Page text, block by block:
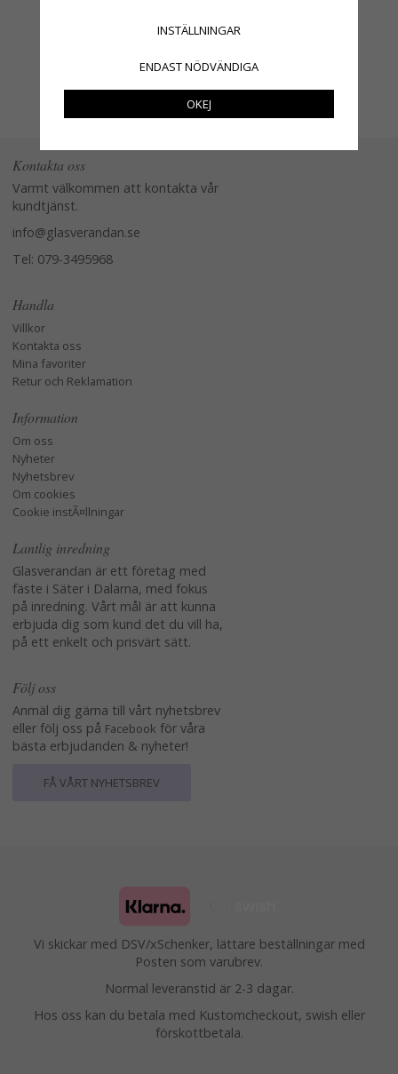
Kontakta oss
Varmt välkommen att kontakta vår
kundtjänst.
info@glasverandan.se
Tel: 079-3495968
Handla
Villkor
Kontakta oss
Mina favoriter
Retur och Reklamation
Information
Om oss
Nyheter
Nyhetsbrev
Om cookies
Cookie instÃ¤llningar
Lantlig inredning
Glasverandan är ett företag med
fäste i Säter i Dalarna, med fokus
på inredning. Vårt mål är att kunna
erbjuda dig som kund det du vill ha,
på ett enkelt och prisvärt sätt.
Följ oss
Anmäl dig gärna till vårt nyhetsbrev
eller följ oss på Facebook för våra
bästa erbjudanden & nyheter!
FÅ VÅRT NYHETSBREV
Vi skickar med DSV/xSchenker, lättare beställningar med
Posten som varubrev.
Normal leveranstid är 2-3 dagar.
Hos oss kan du betala med Kustomcheckout, swish eller
förskottbetala.
INSTÄLLNINGAR
ENDAST NÖDVÄNDIGA
OKEJ